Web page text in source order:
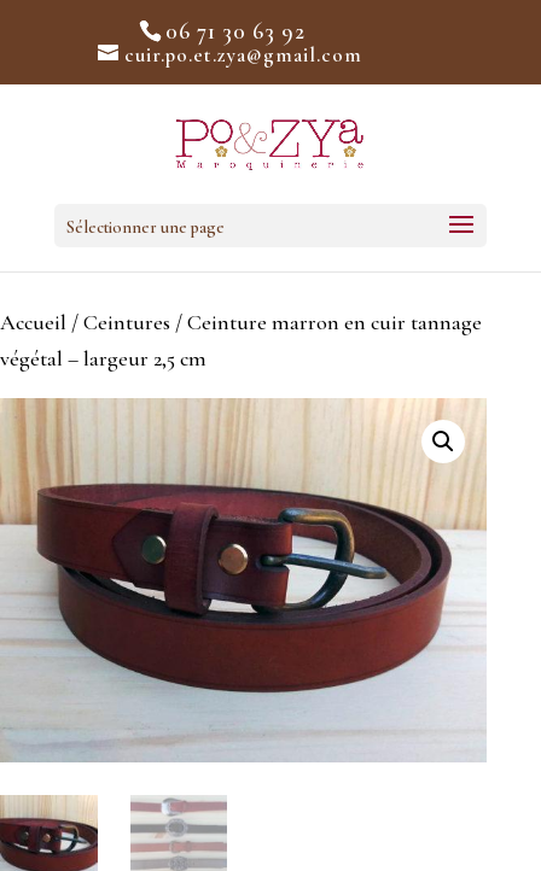
06 71 30 63 92
cuir.po.et.zya@gmail.com
Sélectionner une page
Accueil /Ceintures / Ceinture marron en cuir tannage
végétal – largeur 2,5 cm